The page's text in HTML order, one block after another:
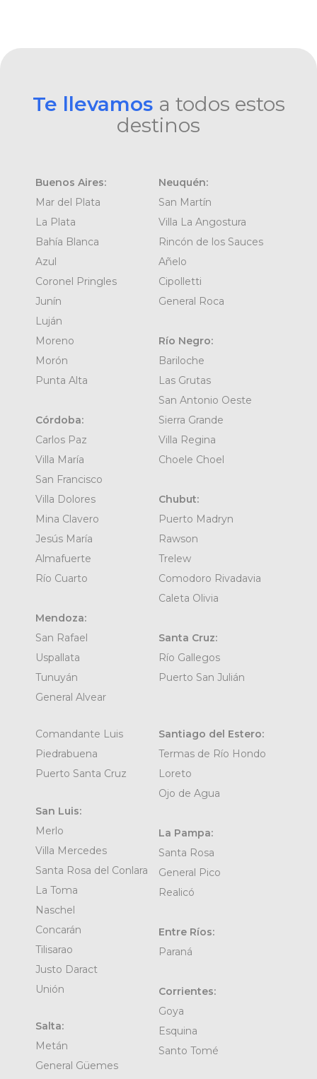
Te llevamos a todos estos
destinos
Buenos Aires:
Mar del Plata
La Plata
Bahía Blanca
Azul
Coronel Pringles
Junín
Luján
Moreno
Morón
Punta Alta
Córdoba:
Carlos Paz
Villa María
San Francisco
Villa Dolores
Mina Clavero
Jesús María
Almafuerte
Río Cuarto
Mendoza:
San Rafael
Uspallata
Tunuyán
General Alvear
Neuquén:
San Martín
Villa La Angostura
Rincón de los Sauces
Añelo
Cipolletti
General Roca
Río Negro:
Bariloche
Las Grutas
San Antonio Oeste
Sierra Grande
Villa Regina
Choele Choel
Chubut:
Puerto Madryn
Rawson
Trelew
Comodoro Rivadavia
Caleta Olivia
Santa Cruz:
Río Gallegos
Puerto San Julián
Comandante Luis
Piedrabuena
Puerto Santa Cruz
San Luis:
Merlo
Villa Mercedes
Santa Rosa del Conlara
La Toma
Naschel
Concarán
Tilisarao
Justo Daract
Unión
Salta:
Metán
General Güemes
Santiago del Estero:
Termas de Río Hondo
Loreto
Ojo de Agua
La Pampa:
Santa Rosa
General Pico
Realicó
Entre Ríos:
Paraná
Corrientes:
Goya
Esquina
Santo Tomé